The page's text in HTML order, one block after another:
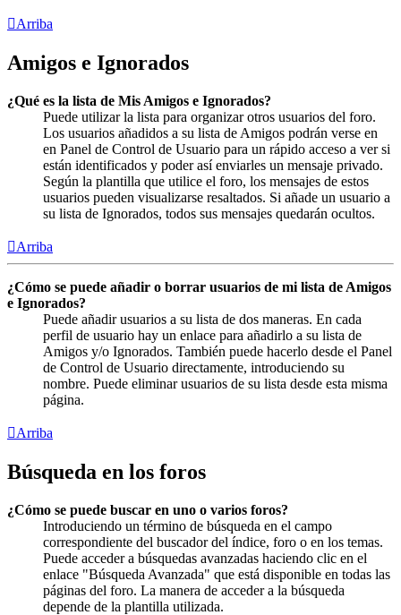
Arriba
Amigos e Ignorados
¿Qué es la lista de Mis Amigos e Ignorados?
Puede utilizar la lista para organizar otros usuarios del foro.
Los usuarios añadidos a su lista de Amigos podrán verse en
en Panel de Control de Usuario para un rápido acceso a ver si
están identificados y poder así enviarles un mensaje privado.
Según la plantilla que utilice el foro, los mensajes de estos
usuarios pueden visualizarse resaltados. Si añade un usuario a
su lista de Ignorados, todos sus mensajes quedarán ocultos.
Arriba
¿Cómo se puede añadir o borrar usuarios de mi lista de Amigos
e Ignorados?
Puede añadir usuarios a su lista de dos maneras. En cada
perfil de usuario hay un enlace para añadirlo a su lista de
Amigos y/o Ignorados. También puede hacerlo desde el Panel
de Control de Usuario directamente, introduciendo su
nombre. Puede eliminar usuarios de su lista desde esta misma
página.
Arriba
Búsqueda en los foros
¿Cómo se puede buscar en uno o varios foros?
Introduciendo un término de búsqueda en el campo
correspondiente del buscador del índice, foro o en los temas.
Puede acceder a búsquedas avanzadas haciendo clic en el
enlace "Búsqueda Avanzada" que está disponible en todas las
páginas del foro. La manera de acceder a la búsqueda
depende de la plantilla utilizada.